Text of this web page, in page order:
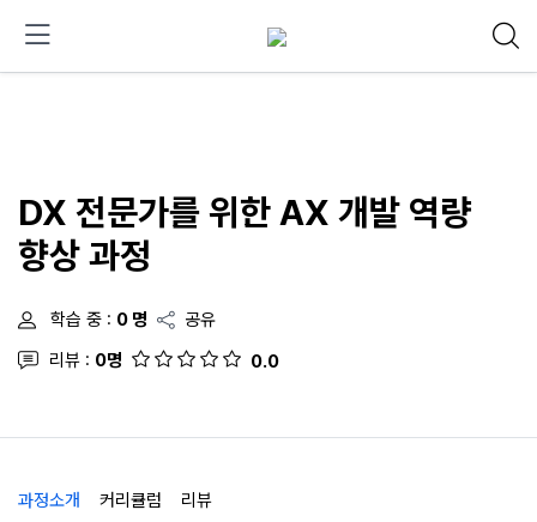
DX 전문가를 위한 AX 개발 역량
향상 과정
학습 중 : 0 명
공유
리뷰 : 0명 0.0
과정소개 커리큘럼 리뷰